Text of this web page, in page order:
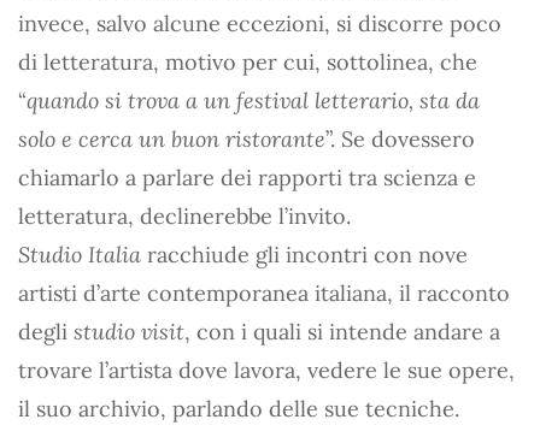
invece, salvo alcune eccezioni, si discorre poco
di letteratura, motivo per cui, sottolinea, che
“quando si trova a un festival letterario, sta da
solo e cerca un buon ristorante”. Se dovessero
chiamarlo a parlare dei rapporti tra scienza e
letteratura, declinerebbe l’invito.
Studio Italia racchiude gli incontri con nove
artisti d’arte contemporanea italiana, il racconto
degli studio visit, con i quali si intende andare a
trovare l’artista dove lavora, vedere le sue opere,
il suo archivio, parlando delle sue tecniche.